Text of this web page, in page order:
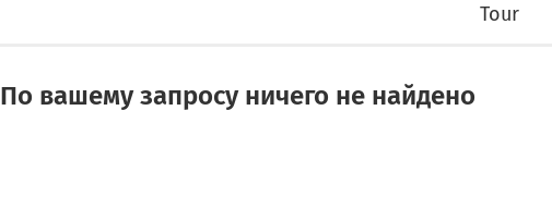
Tour
По вашему запросу ничего не найдено